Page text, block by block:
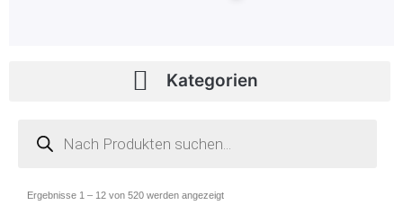
Ergebnisse 1 – 12 von 520 werden angezeigt